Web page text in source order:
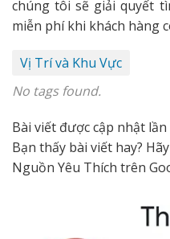
chúng tôi sẽ giải quyết
miễn phí khi khách hàng
Vị Trí và Khu Vực
No tags found.
Bài viết được cập nhật
Bạn thấy bài viết hay?
Nguồn Yêu Thích trên